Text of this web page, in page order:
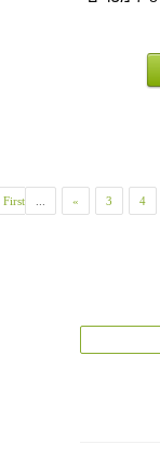
First
« 3 4